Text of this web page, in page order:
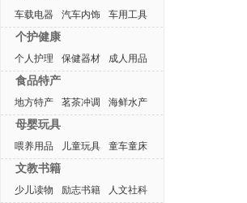
车载电器 汽车内饰 车用工具
个护健康
个人护理 保健器材 成人用品
食品特产
地方特产 茗茶冲调 海鲜水产
母婴玩具
喂养用品 儿童玩具 童车童床
文教书籍
少儿读物 励志书籍 人文社科